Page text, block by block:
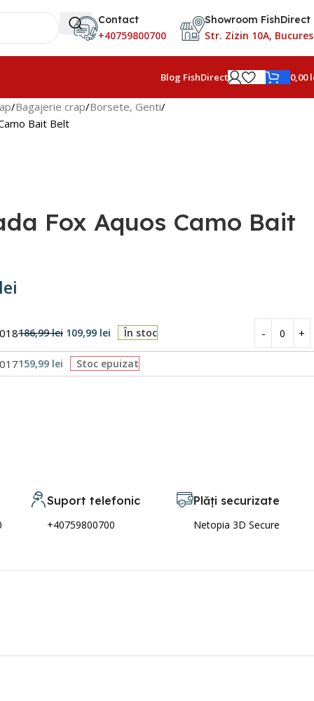
Contact
+40759800700
Showroom FishDirect
Str. Zizin 10A,
Blog FishDirect 0,00
Bagajerie crap Borsete, Genti
Bait Belt
Fox Aquos Camo Bait
159,99 lei Stoc epuizat
186,99lei 109,99 lei În stoc
Suport telefonic
+40759800700
Plăți securizate
Netopia 3D Secure